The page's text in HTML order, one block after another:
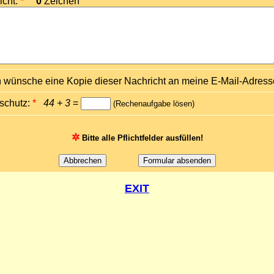
wünsche eine Kopie dieser Nachricht an meine E-Mail-
* 44 + 3 = (Rechenaufgabe lösen)
✲ Bitte alle Pflichtfelder ausfüllen!
EXIT